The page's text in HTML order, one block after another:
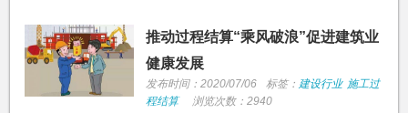
推动过程结算“乘风破浪”促进建筑业
健康发展
发布时间：2020/07/06 标签： 建设行业 施工过
程结算
浏览次数：2940